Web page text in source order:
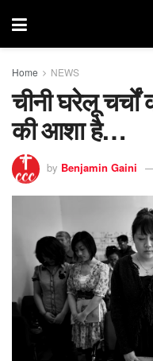
Home NEWS
चीनी घरेलू
की आशा है…
by Benjamin Gaini